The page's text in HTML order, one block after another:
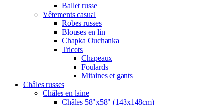
Ballet russe
Vêtements casual
Robes russes
Blouses en lin
Chapka Ouchanka
Tricots
Chapeaux
Foulards
Mitaines et gants
Châles russes
Châles en laine
Châles 58"x58" (148x148cm)